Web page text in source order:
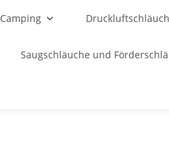
Camping
Saugschläuche und